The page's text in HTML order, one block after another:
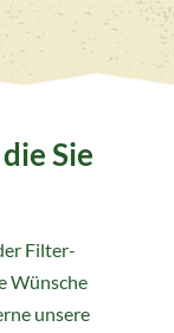
Sie
Filter-
Wünsche
unsere